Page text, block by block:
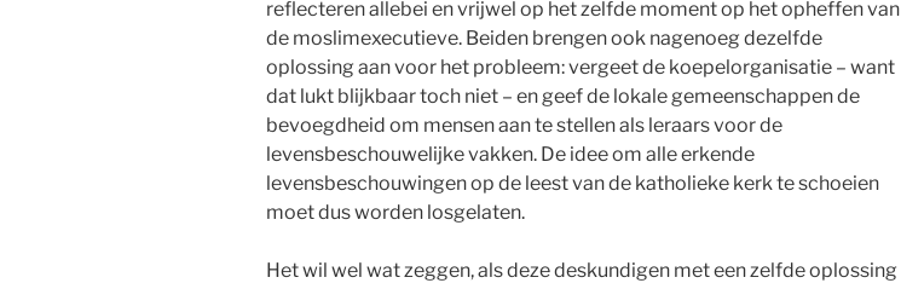
reflecteren allebei en vrijwel op het zelfde moment op het opheffen van
de moslimexecutieve. Beiden brengen ook nagenoeg dezelfde
oplossing aan voor het probleem: vergeet de koepelorganisatie – want
dat lukt blijkbaar toch niet – en geef de lokale gemeenschappen de
bevoegdheid om mensen aan te stellen als leraars voor de
levensbeschouwelijke vakken. De idee om alle erkende
levensbeschouwingen op de leest van de katholieke kerk te schoeien
moet dus worden losgelaten.
Het wil wel wat zeggen, als deze deskundigen met een zelfde oplossing